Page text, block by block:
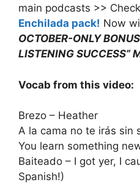
main podcasts >>
Enchilada pack! Now
OCTOBER-ONLY
LISTENING SUCCESS”
Vocab from this video:
Brezo – Heather
A la cama no te irás sin
You learn something
Baiteado – I got yer, I
Spanish!)